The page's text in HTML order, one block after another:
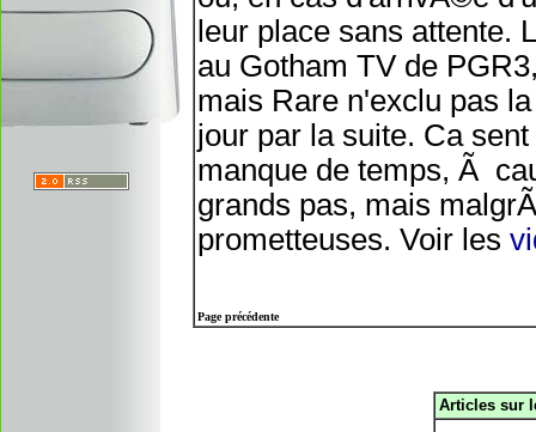
leur place sans attente.
au Gotham TV de
mais Rare n'exclu pas
jour par la suite. Ca
manque de temps, Ã
grands pas, mais
prometteuses. Voir les
Page précédente
Articles sur